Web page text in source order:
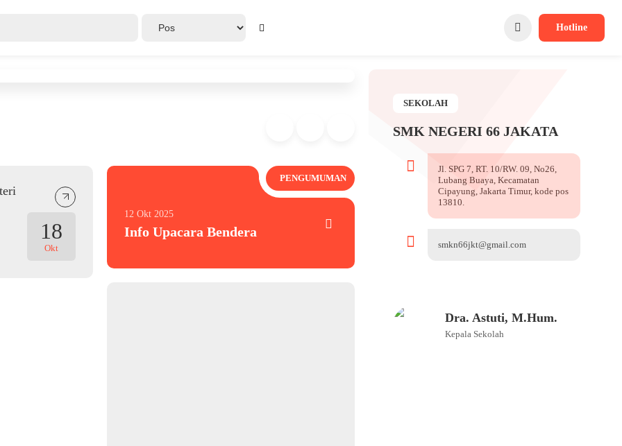
Hotline
18
Okt
PENGUMUMAN
12 Okt 2025
Info Upacara Bendera
SEKOLAH
SMK NEGERI 66 JAKATA
Jl. SPG 7, RT. 10/RW. 09, No26,
Lubang Buaya, Kecamatan
Cipayung, Jakarta Timur, kode pos
13810.
smkn66jkt@gmail.com
Dra. Astuti, M.Hum.
Kepala Sekolah